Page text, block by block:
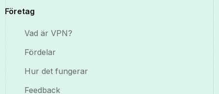
Företag
Vad är VPN?
Fördelar
Hur det fungerar
Feedback